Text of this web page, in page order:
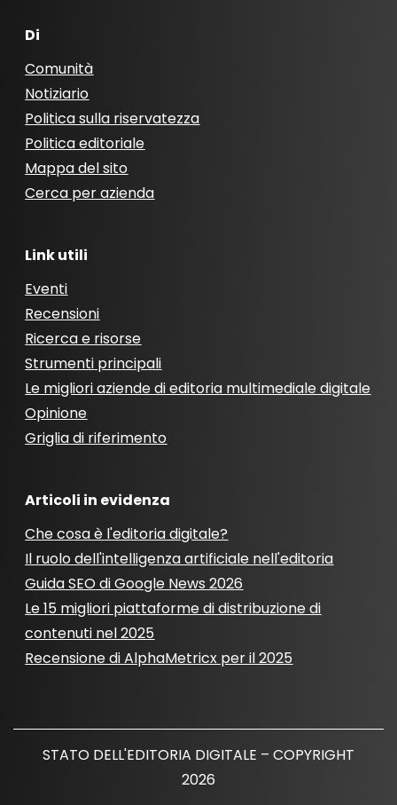
Di
Comunità
Notiziario
Politica sulla riservatezza
Politica editoriale
Mappa del sito
Cerca per azienda
Link utili
Eventi
Recensioni
Ricerca e risorse
Strumenti principali
Le migliori aziende di editoria multimediale digitale
Opinione
Griglia di riferimento
Articoli in evidenza
Che cosa è l'editoria digitale?
Il ruolo dell'intelligenza artificiale nell'editoria
Guida SEO di Google News 2026
Le 15 migliori piattaforme di distribuzione di
contenuti nel 2025
Recensione di AlphaMetricx per il 2025
STATO DELL'EDITORIA DIGITALE – COPYRIGHT
2026